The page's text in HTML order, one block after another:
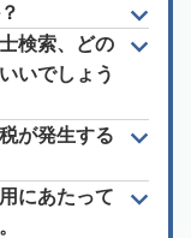
検索、どの
いでしょう
が発生する
にあたって